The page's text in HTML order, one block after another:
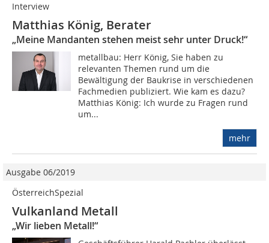
Interview
Matthias König, Berater
„Meine Mandanten stehen meist sehr unter Druck!“
metallbau: Herr König, Sie haben zu
relevanten Themen rund um die
Bewältigung der Baukrise in verschiedenen
Fachmedien publiziert. Wie kam es dazu?
Matthias König: Ich wurde zu Fragen rund
um...
mehr
Ausgabe 06/2019
ÖsterreichSpezial
Vulkanland Metall
„Wir lieben Metall!“